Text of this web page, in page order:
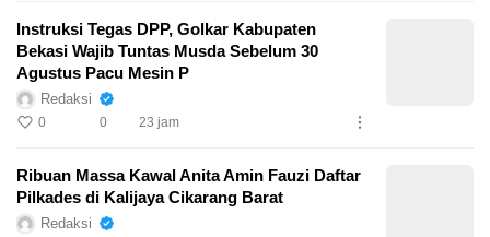
Instruksi Tegas DPP, Golkar Kabupaten
Bekasi Wajib Tuntas Musda Sebelum 30
Agustus Pacu Mesin P
Redaksi
0 0 23 jam
Ribuan Massa Kawal Anita Amin Fauzi Daftar
Pilkades di Kalijaya Cikarang Barat
Redaksi